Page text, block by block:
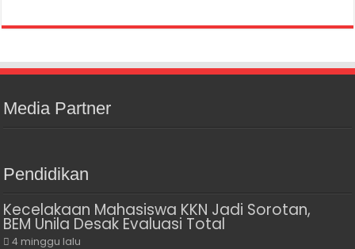
Media Partner
Pendidikan
Kecelakaan Mahasiswa KKN Jadi Sorotan,
BEM Unila Desak Evaluasi Total
4 minggu lalu